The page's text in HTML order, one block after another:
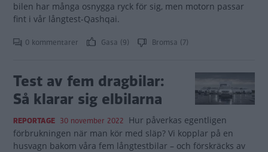
bilen har många osnygga ryck för sig, men motorn passar
fint i vår långtest-Qashqai.
0 kommentarer Gasa (9) Bromsa (7)
Test av fem dragbilar:
Så klarar sig elbilarna
REPORTAGE 30 november 2022 Hur påverkas egentligen
förbrukningen när man kör med släp? Vi kopplar på en
husvagn bakom våra fem långtestbilar – och förskräcks av